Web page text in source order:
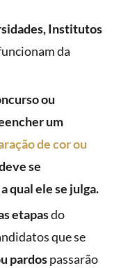
Institutos
da
ou
um
de cor ou
se
qual ele se julga.
etapasdo
que se
pardospassarão